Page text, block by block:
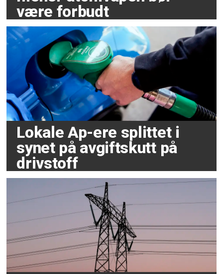
være forbudt
Lokale Ap-ere splittet i
synet på avgiftskutt på
drivstoff